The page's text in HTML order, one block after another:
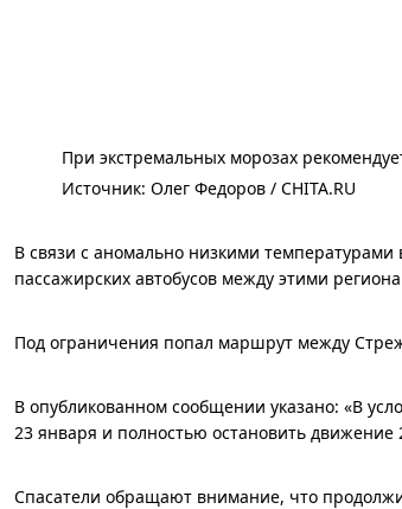
При экстремальных морозах
Источник: Олег Федоров / CHITA.RU
В связи с аномально низкими
пассажирских автобусов между этими
Под ограничения попал маршрут между
В опубликованном сообщении указано: «В
23 января и полностью остановить движение
Спасатели обращают внимание, что